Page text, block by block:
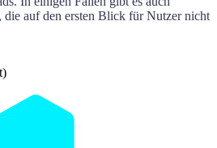
die auf den ersten Blick für Nutzer nicht